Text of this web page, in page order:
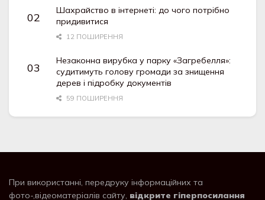
Шахрайство в інтернеті: до чого потрібно
придивитися
12 ПОШИРЕННЯ
Незаконна вирубка у парку «Загребелля»:
судитимуть голову громади за знищення
дерев і підробку документів
59 ПОШИРЕННЯ
При використанні, передруку інформаційних та
фото-,відеоматеріалів сайту, відкрите гіперпосилання